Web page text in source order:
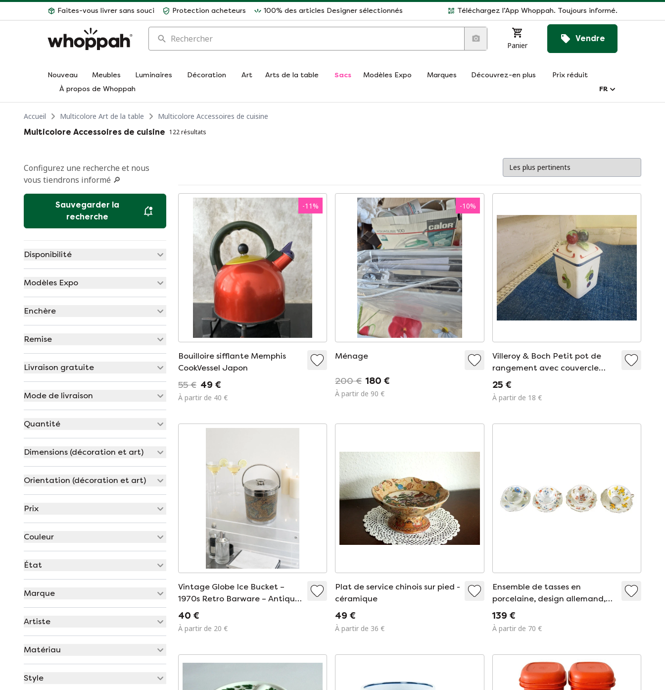
Faites-vous livrer sans souci Protection acheteurs 100% des articles Designer sélectionnés Téléchargez l’App Whoppah. Toujours informé.
Rechercher
Panier
Vendre
Nouveau Meubles Luminaires Décoration Art Arts de la table Sacs Modèles Expo Marques Découvrez-en plus
Prix réduit
À propos de Whoppah
FR
Accueil Multicolore Art de la table
Multicolore Accessoires de cuisine
Multicolore Accessoires de cuisine 122 résultats
Configurez une recherche et nous
vous tiendrons informé 🔎
Sauvegarder la
recherche
Disponibilité
Modèles Expo
Enchère
Remise
Livraison gratuite
Mode de livraison
Quantité
Dimensions (décoration et art)
Orientation (décoration et art)
Prix
Couleur
État
Marque
Artiste
Matériau
Style
-11%
Bouilloire sifflante Memphis
CookVessel Japon
55 € 49 €
À partir de 40 €
-10%
Ménage
200 € 180 €
À partir de 90 €
Villeroy & Boch Petit pot de
rangement avec couvercle
Cottage Charm (réf. 110726)
25 €
À partir de 18 €
Vintage Globe Ice Bucket –
1970s Retro Barware – Antique
World Map Design – Mid-
Century Home Bar Decor
40 €
À partir de 20 €
Plat de service chinois sur pied -
céramique
49 €
À partir de 36 €
Ensemble de tasses en
porcelaine, design allemand,
XXe siècle, fabriquées en
Allemagne
139 €
À partir de 70 €